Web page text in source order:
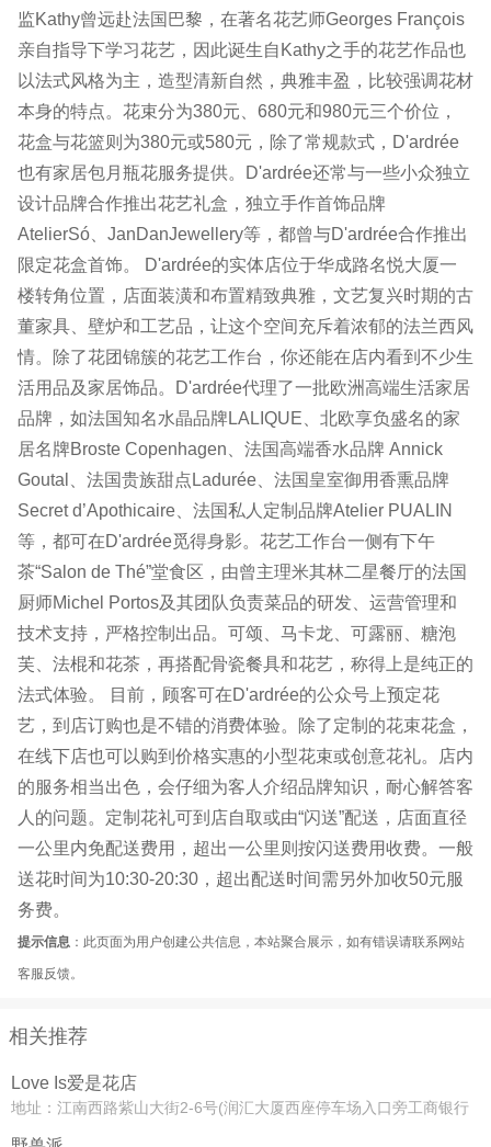
监Kathy曾远赴法国巴黎，在著名花艺师Georges François
亲自指导下学习花艺，因此诞生自Kathy之手的花艺作品也
以法式风格为主，造型清新自然，典雅丰盈，比较强调花材
本身的特点。花束分为380元、680元和980元三个价位，
花盒与花篮则为380元或580元，除了常规款式，D'ardrée
也有家居包月瓶花服务提供。D'ardrée还常与一些小众独立
设计品牌合作推出花艺礼盒，独立手作首饰品牌
AtelierSó、JanDanJewellery等，都曾与D'ardrée合作推出
限定花盒首饰。 D'ardrée的实体店位于华成路名悦大厦一
楼转角位置，店面装潢和布置精致典雅，文艺复兴时期的古
董家具、壁炉和工艺品，让这个空间充斥着浓郁的法兰西风
情。除了花团锦簇的花艺工作台，你还能在店内看到不少生
活用品及家居饰品。D'ardrée代理了一批欧洲高端生活家居
品牌，如法国知名水晶品牌LALIQUE、北欧享负盛名的家
居名牌Broste Copenhagen、法国高端香水品牌 Annick
Goutal、法国贵族甜点Ladurée、法国皇室御用香熏品牌
Secret d’Apothicaire、法国私人定制品牌Atelier PUALIN
等，都可在D'ardrée觅得身影。花艺工作台一侧有下午
茶“Salon de Thé”堂食区，由曾主理米其林二星餐厅的法国
厨师Michel Portos及其团队负责菜品的研发、运营管理和
技术支持，严格控制出品。可颂、马卡龙、可露丽、糖泡
芙、法棍和花茶，再搭配骨瓷餐具和花艺，称得上是纯正的
法式体验。 目前，顾客可在D'ardrée的公众号上预定花
艺，到店订购也是不错的消费体验。除了定制的花束花盒，
在线下店也可以购到价格实惠的小型花束或创意花礼。店内
的服务相当出色，会仔细为客人介绍品牌知识，耐心解答客
人的问题。定制花礼可到店自取或由“闪送”配送，店面直径
一公里内免配送费用，超出一公里则按闪送费用收费。一般
送花时间为10:30-20:30，超出配送时间需另外加收50元服
务费。
提示信息 ：此页面为用户创建公共信息，本站聚合展示，如有错误请联系网站
客服反馈。
相关推荐
Love Is爱是花店
地址：江南西路紫山大街2-6号(润汇大厦西座停车场入口旁工商银行
对面)